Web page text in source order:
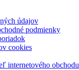
údajov
podmienky
cookies
internetového obchodu